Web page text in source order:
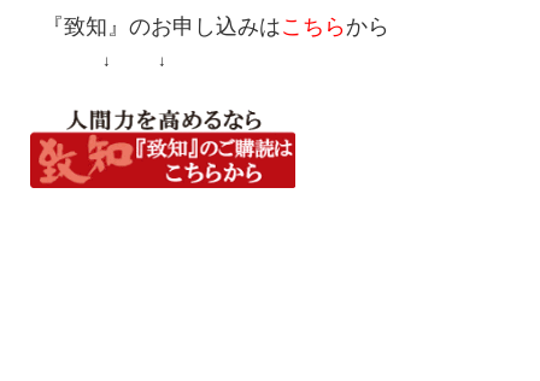
『致知』 のお申し込みはこちらから
↓ ↓